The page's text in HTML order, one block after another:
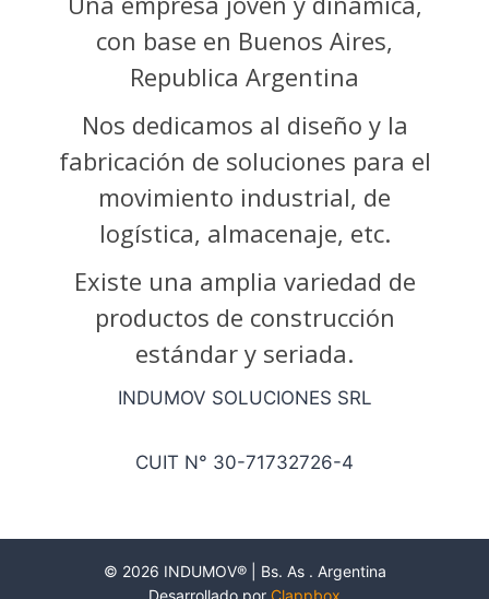
con base en Buenos Aires,
Republica Argentina
Nos dedicamos al diseño y la
fabricación de soluciones para el
movimiento industrial, de
logística, almacenaje, etc.
Existe una amplia variedad de
productos de construcción
estándar y seriada.
INDUMOV SOLUCIONES SRL
CUIT N° 30-71732726-4
© 2026 INDUMOV® | Bs. As . Argentina
Desarrollado por Clappbox